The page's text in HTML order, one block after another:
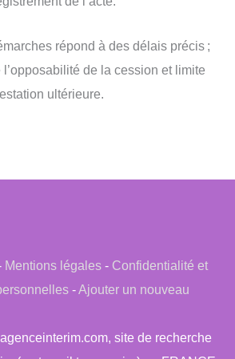
répond à des délais précis ;
l’opposabilité de la cession et limite
ultérieure.
Mentions légales- Confidentialité et
-Ajouter un nouveau
site de recherche